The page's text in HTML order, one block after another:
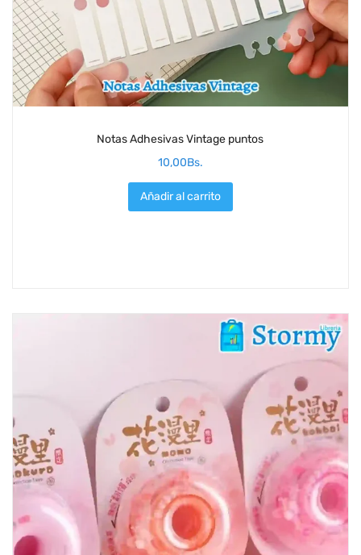
Notas Adhesivas Vintage puntos
10,00Bs.
Añadir al carrito